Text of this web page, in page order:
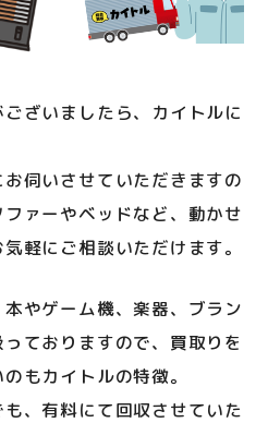
ざいましたら、カイトルに
伺いさせていただきますの
ァーやベッドなど、動かせ
軽にご相談いただけます。
やゲーム機、楽器、ブラン
ておりますので、買取りを
もカイトルの特徴。
、有料にて回収させていた